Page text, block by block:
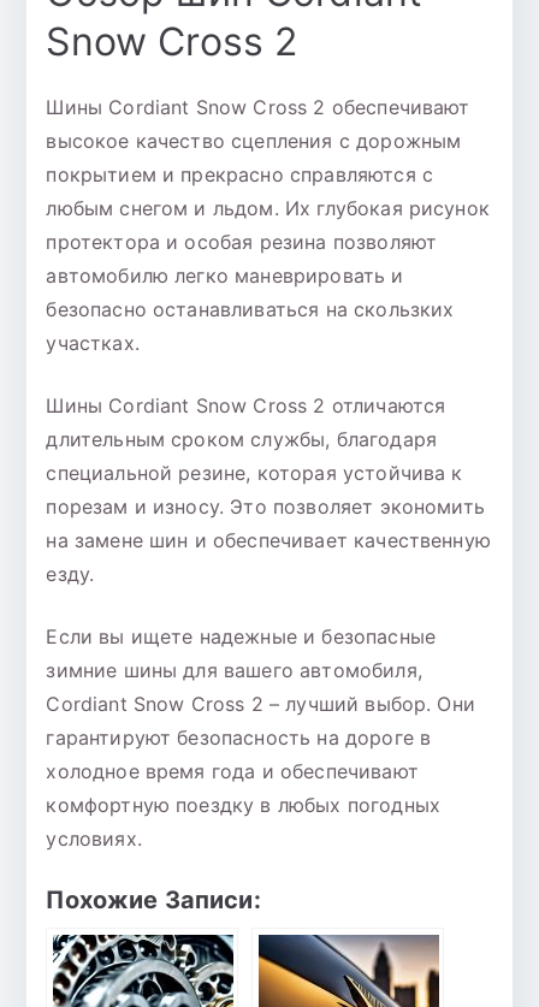
Snow Cross 2
Шины Cordiant Snow Cross 2 обеспечивают
высокое качество сцепления с дорожным
покрытием и прекрасно справляются с
любым снегом и льдом. Их глубокая рисунок
протектора и особая резина позволяют
автомобилю легко маневрировать и
безопасно останавливаться на скользких
участках.
Шины Cordiant Snow Cross 2 отличаются
длительным сроком службы, благодаря
специальной резине, которая устойчива к
порезам и износу. Это позволяет экономить
на замене шин и обеспечивает качественную
езду.
Если вы ищете надежные и безопасные
зимние шины для вашего автомобиля,
Cordiant Snow Cross 2 – лучший выбор. Они
гарантируют безопасность на дороге в
холодное время года и обеспечивают
комфортную поездку в любых погодных
условиях.
Похожие Записи: